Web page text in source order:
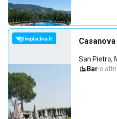
San Pietro,
Bar·e altri